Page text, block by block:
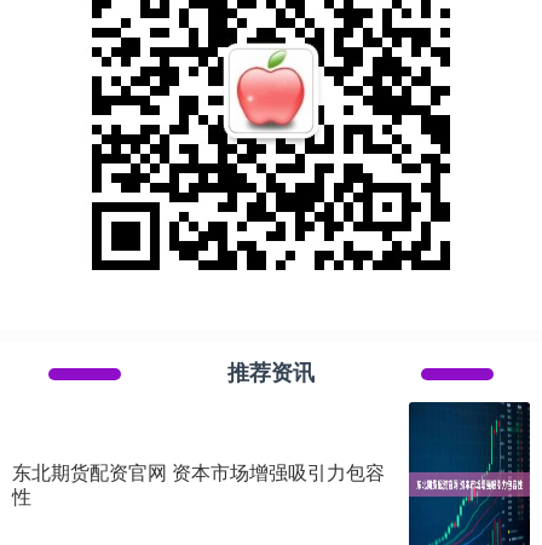
推荐资讯
东北期货配资官网 资本市场增强吸引力包容
性